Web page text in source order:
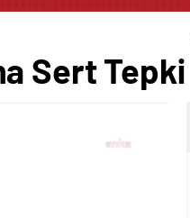
Sert Tepki